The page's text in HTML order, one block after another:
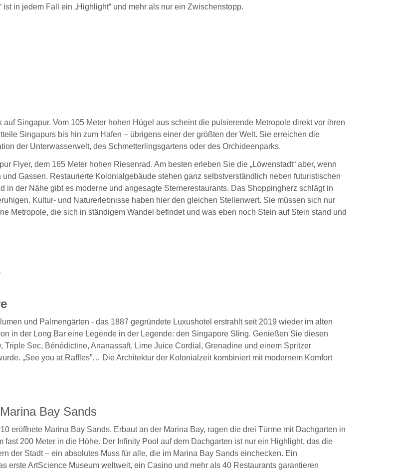
in jedem Fall ein „Highlight“ und mehr als nur ein Zwischenstopp.
Singapur. Vom 105 Meter hohen Hügel aus scheint die pulsierende Metropole direkt vor ihren
Singapurs bis hin zum Hafen – übrigens einer der größten der Welt. Sie erreichen die
der Unterwasserwelt, des Schmetterlingsgartens oder des Orchideenparks.
Flyer, dem 165 Meter hohen Riesenrad. Am besten erleben Sie die „Löwenstadt“ aber, wenn
Gassen. Restaurierte Kolonialgebäude stehen ganz selbstverständlich neben futuristischen
der Nähe gibt es moderne und angesagte Sternerestaurants. Das Shoppingherz schlägt in
Kultur- und Naturerlebnisse haben hier den gleichen Stellenwert. Sie müssen sich nur
Metropole, die sich in ständigem Wandel befindet und was eben noch Stein auf Stein stand und
und Palmengärten - das 1887 gegründete Luxushotel erstrahlt seit 2019 wieder im alten
in der Long Bar eine Legende in der Legende: den Singapore Sling. Genießen Sie diesen
Sec, Bénédictine, Ananassaft, Lime Juice Cordial, Grenadine und einem Spritzer
„See you at Raffles”… Die Architektur der Kolonialzeit kombiniert mit modernem Komfort
Bay Sands
eröffnete Marina Bay Sands. Erbaut an der Marina Bay, ragen die drei Türme mit Dachgarten in
200 Meter in die Höhe. Der Infinity Pool auf dem Dachgarten ist nur ein Highlight, das die
der Stadt – ein absolutes Muss für alle, die im Marina Bay Sands einchecken. Ein
erste ArtScience Museum weltweit, ein Casino und mehr als 40 Restaurants garantieren